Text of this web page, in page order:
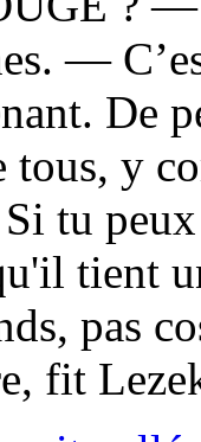
—
De
y
tu
tient
pas
fit